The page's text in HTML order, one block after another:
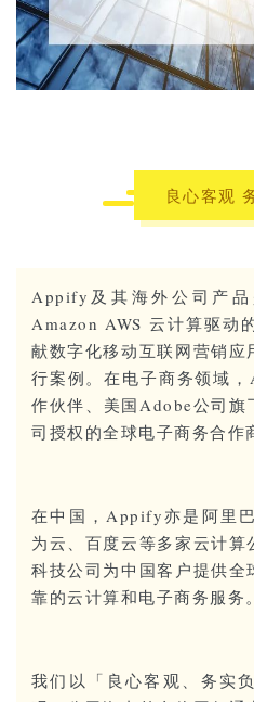
良心客观
Appify及其海外公司产
Amazon AWS 云计算驱动
献数字化移动互联网营销
行案例。在电子商务领域
作伙伴、美国Adobe公司旗
司授权的全球电子商务合作
在中国，Appify亦是阿里
为云、百度云等多家云计
科技公司为中国客户提供
靠的云计算和电子商务服务。
我们以「良心客观、务实